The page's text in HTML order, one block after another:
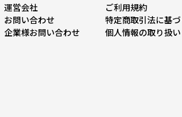
運営会社
ご利用規約
お問い合わせ
特定商取引法に基
企業様お問い合わせ
個人情報の取り扱い